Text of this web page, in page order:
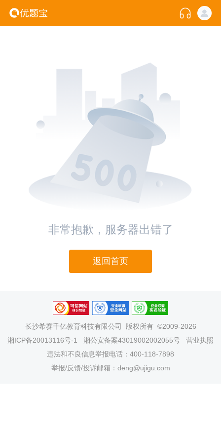
非常抱歉，服务器出错了
返回首页
长沙希赛千亿教育科技有限公司
版权所有 ©2009-2026
湘ICP备20013116号-1
湘公安备案43019002002055号
营业执照
违法和不良信息举报电话：400-118-7898
举报/反馈/投诉邮箱：deng@ujigu.com